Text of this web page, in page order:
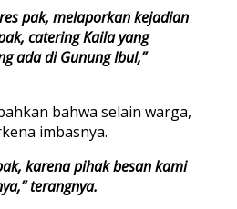
pak, melaporkan kejadian
catering Kaila yang
ada di Gunung Ibul,”
bahwa selain warga,
imbasnya.
karena pihak besan kami
terangnya.